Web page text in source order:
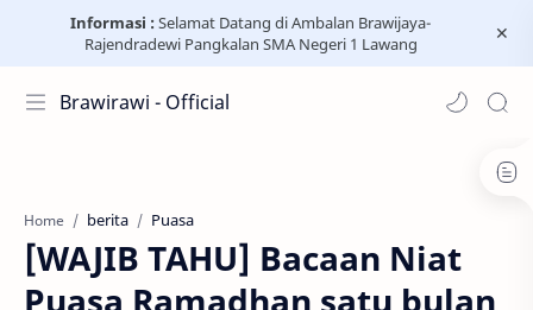
Informasi :Selamat Datang di Ambalan Brawijaya-
Rajendradewi Pangkalan SMA Negeri 1 Lawang
Brawirawi - Official
Home berita Puasa
[WAJIB TAHU] Bacaan Niat
Puasa Ramadhan satu bulan